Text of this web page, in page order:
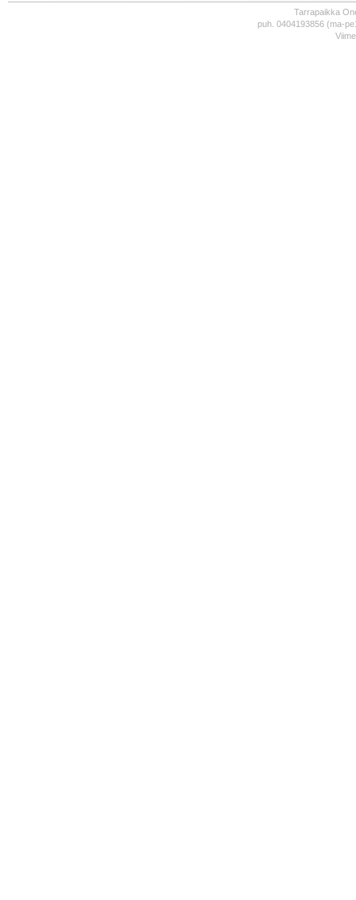
Tarrapaikka
puh. 0404193856 (ma-